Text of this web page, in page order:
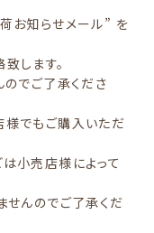
お知らせメール” を
します。
でご了承くださ
でもご購入いただ
小売店様によって
せんのでご了承くだ